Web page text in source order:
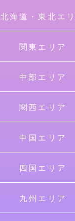
北海道・東北エ
関東エリア
中部エリア
関西エリア
中国エリア
四国エリア
九州エリア